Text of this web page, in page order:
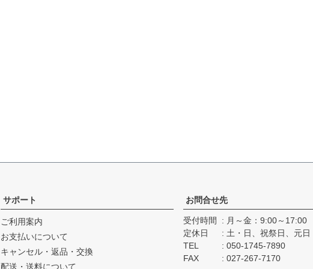
サポート
ご利用案内
お支払いについて
キャンセル・返品・交換
配送・送料について
お問合せ先
受付時間
月～金：9:00～17:00
定休日
土・日、祝祭日、元日
TEL
050-1745-7890
FAX
027-267-7170